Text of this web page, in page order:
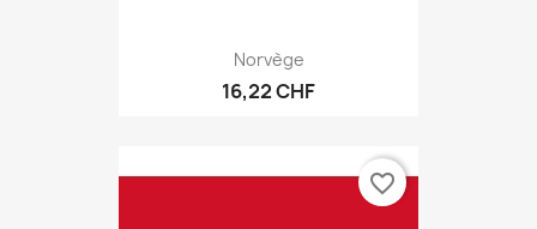
Norvège
16,22 CHF
favorite_border